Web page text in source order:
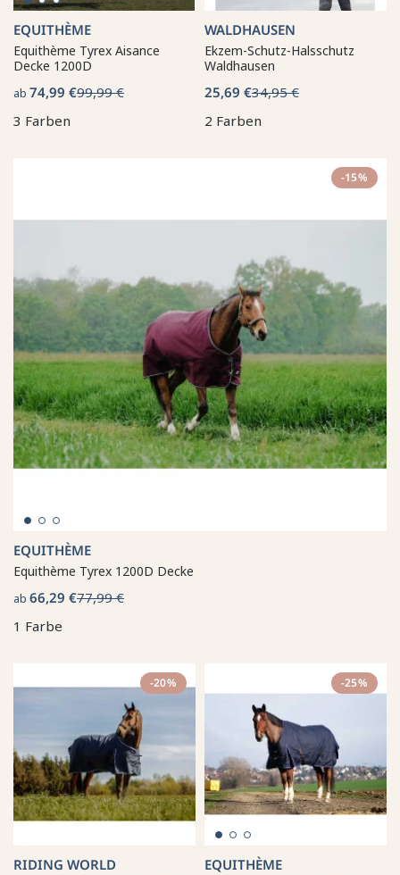
EQUITHÈME
Equithème Tyrex Aisance
Decke 1200D
ab 74,99 €99,99 €
3 Farben
WALDHAUSEN
Ekzem-Schutz-Halsschutz
Waldhausen
25,69 €34,95 €
2 Farben
-15%
EQUITHÈME
Equithème Tyrex 1200D Decke
ab 66,29 €77,99 €
1 Farbe
-20%
RIDING WORLD
-25%
EQUITHÈME